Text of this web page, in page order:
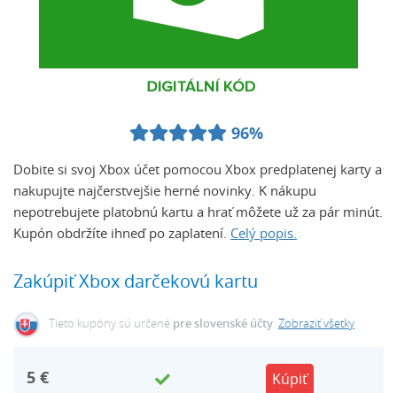
96%
Dobite si svoj Xbox účet pomocou Xbox predplatenej karty a
nakupujte najčerstvejšie herné novinky. K nákupu
nepotrebujete platobnú kartu a hrať môžete už za pár minút.
Kupón obdržíte ihneď po zaplatení. Celý popis.
Zakúpiť Xbox darčekovú kartu
Tieto kupóny sú určené pre slovenské účty. Zobraziť všetky
5 € Kúpiť